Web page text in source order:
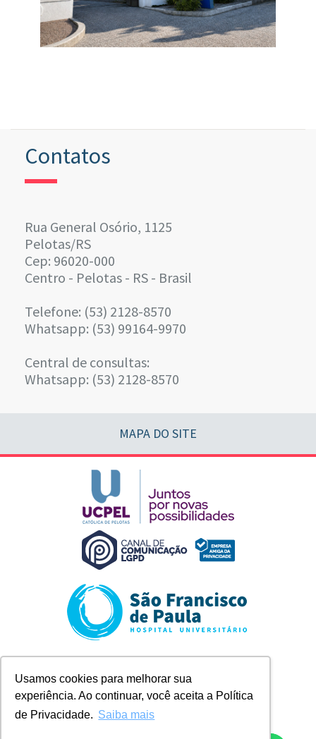
Usamos cookies para melhorar sua
experiência. Ao continuar, você aceita a Política
de Privacidade. Saiba mais
Contatos
Rua General Osório, 1125
Pelotas/RS
Cep: 96020-000
Centro - Pelotas - RS - Brasil
Telefone: (53) 2128-8570
Whatsapp: (53) 99164-9970
Central de consultas:
Whatsapp: (53) 2128-8570
MAPA DO SITE
Pelotas/RS
+ 55 (53) 2128-8300
contato@husfp.ucpel.edu.br